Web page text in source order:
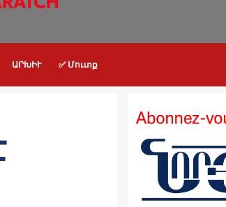
ԱՐԽԻՒ ✅ Մուտք